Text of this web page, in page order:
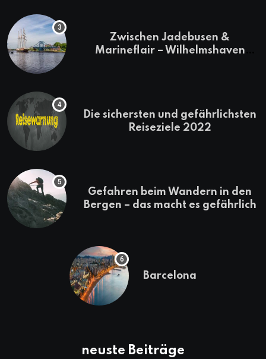
Zwischen Jadebusen &
Marineflair – Wilhelmshaven
Die sichersten und gefährlichsten
Reiseziele 2022
Gefahren beim Wandern in den
Bergen – das macht es gefährlich
Barcelona
neuste Beiträge